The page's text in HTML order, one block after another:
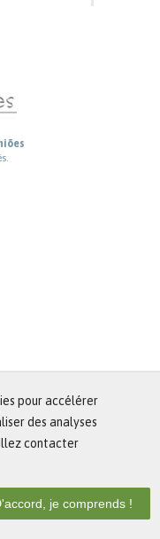
pour accélérer
des analyses
contacter
je comprends !